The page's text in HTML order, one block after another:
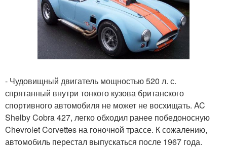
- Чудовищный двигатель мощностью 520 л. с.
спрятанный внутри тонкого кузова британского
спортивного автомобиля не может не восхищать. AC
Shelby Cobra 427, легко обходил ранее победоносную
Chevrolet Corvettes на гоночной трассе. К сожалению,
автомобиль перестал выпускаться после 1967 года.